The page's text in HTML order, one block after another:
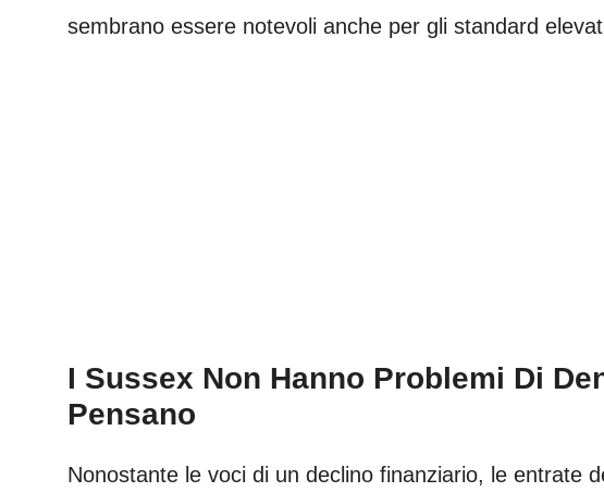
sembrano essere notevoli anche per gli standard
I Sussex Non Hanno Problemi Di
Pensano
Nonostante le voci di un declino finanziario, le entrate